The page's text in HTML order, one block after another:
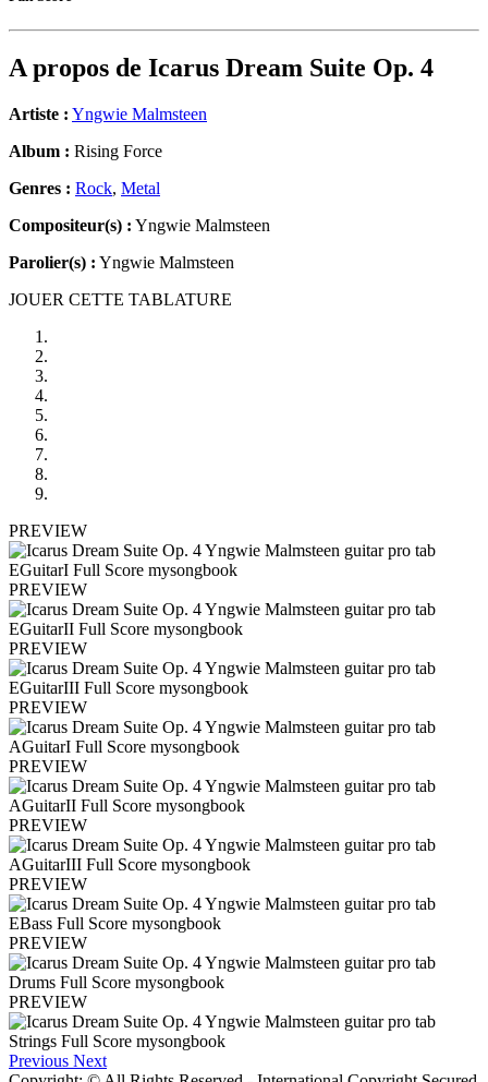
A propos de Icarus Dream Suite Op. 4
Artiste : Yngwie Malmsteen
Album : Rising Force
Genres : Rock, Metal
Compositeur(s) : Yngwie Malmsteen
Parolier(s) : Yngwie Malmsteen
JOUER CETTE TABLATURE
PREVIEW
PREVIEW
PREVIEW
PREVIEW
PREVIEW
PREVIEW
PREVIEW
PREVIEW
PREVIEW
Previous Next